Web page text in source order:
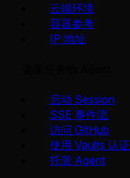
云端环境
容器参考
IP 地址
启动 Session
SSE 事件流
访问 GitHub
使用 Vaults 认证
托管 Agent